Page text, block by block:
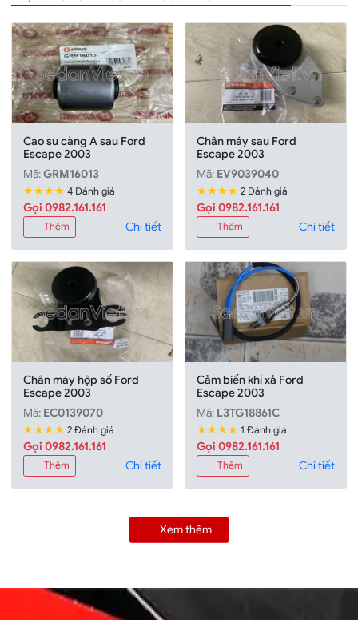
Cao su càng A sau Ford
Escape 2003
Mã:GRM16013
★★★★ 4 Đánh giá
Gọi 0982.161.161
Thêm Chi tiết
Chân máy sau Ford
Escape 2003
Mã: EV9039040
★★★★ 2 Đánh giá
Gọi 0982.161.161
Thêm Chi tiết
Chân máy hộp số Ford
Escape 2003
Mã: EC0139070
★★★★ 2 Đánh giá
Gọi 0982.161.161
Thêm Chi tiết
Cảm biến khí xả Ford
Escape 2003
Mã: L3TG18861C
★★★★ 1 Đánh giá
Gọi 0982.161.161
Thêm Chi tiết
Xem thêm